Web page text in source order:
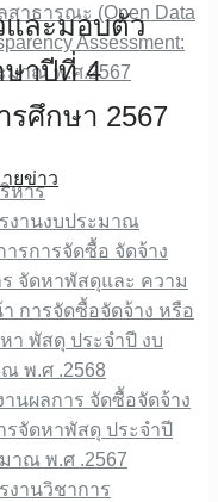
สาธารณะ (Open Data
Assessment:
มาณ พ.ศ.2567
หาร
งานงบประมาณ
ารการจัดซื้อ จัดจ้าง
จัดหาพัสดุและ ความ
การจัดซื้อจัดจ้าง หรือ
า พัสดุ ประจําปี งบ
พ.ศ .2568
านผลการ จัดซื้อจัดจ้าง
รจัดหาพัสดุ ประจําปี
าณ พ.ศ .2567
งานวิชาการ
และมอบตัว
าปีที่ 4
รศึกษา 2567
ยข่าว